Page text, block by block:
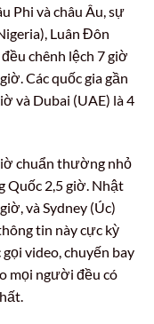
Phi và châu Âu, sự
Luân Đôn
chênh lệch 7 giờ
Các quốc gia gần
và Dubai (UAE) là 4
chuẩn thường nhỏ
Quốc 2,5 giờ. Nhật
và Sydney (Úc)
tin này cực kỳ
video, chuyến bay
mọi người đều có